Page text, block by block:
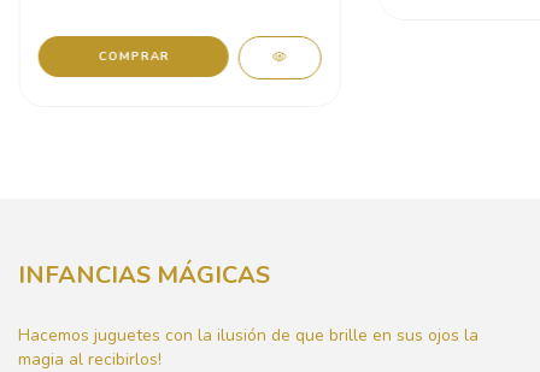
INFANCIAS MÁGICAS
Hacemos juguetes con la ilusión de que brille en sus ojos la
magia al recibirlos!